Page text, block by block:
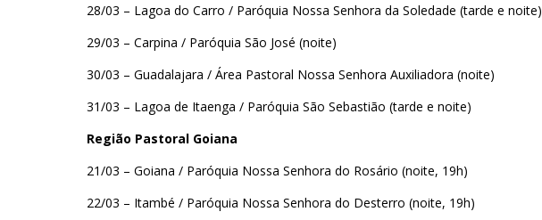
28/03 – Lagoa do Carro / Paróquia Nossa Senhora da Soledade (tarde e noite)
29/03 – Carpina / Paróquia São José (noite)
30/03 – Guadalajara / Área Pastoral Nossa Senhora Auxiliadora (noite)
31/03 – Lagoa de Itaenga / Paróquia São Sebastião (tarde e noite)
Região Pastoral Goiana
21/03 – Goiana / Paróquia Nossa Senhora do Rosário (noite, 19h)
22/03 – Itambé / Paróquia Nossa Senhora do Desterro (noite, 19h)